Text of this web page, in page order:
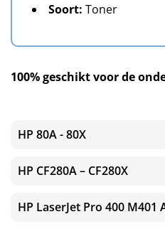
Soort: Toner
100% geschikt voor de
HP 80A - 80X
HP CF280A – CF280X
HP LaserJet Pro 400 M401